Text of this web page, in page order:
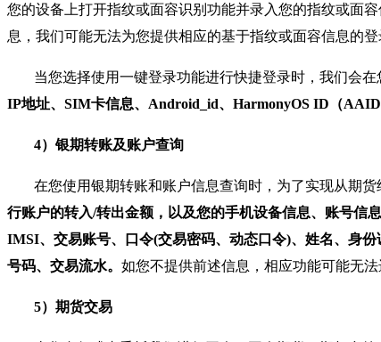
您的设备上打开指纹或面容识别功能并录入您的指纹或面容
息，我们可能无法为您提供相应的基于指纹或面容信息的
当您选择使用一键登录功能进行快捷登录时，我们会
IP地址、SIM卡信息、Android_id、HarmonyOS ID（
4）银期转账及账户查询
在您使用银期转账和账户信息查询时，为了实现从期
行账户的转入/转出金额，以及您的手机设备信息、账号
IMSI、交易账号、口令(交易密码、动态口令)、姓名、身
号码、交易流水。 如您不提供前述信息，相应功能可能无
5）期货交易